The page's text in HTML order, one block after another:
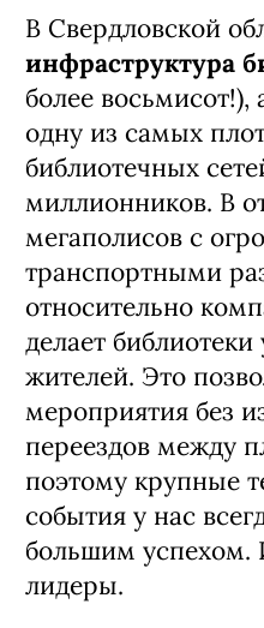
В Свердловской
инфраструктура
более
одну из самых
библиотечных
миллионников. В
мегаполисов с
транспортными
относительно
делает
жителей. Это
мероприятия без
переездов между
поэтому крупные
события у нас
большим
лидеры.